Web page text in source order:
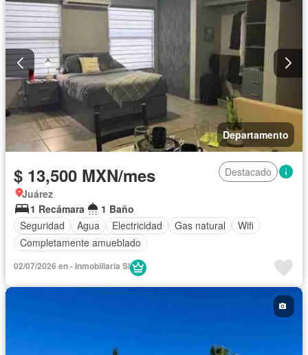
Departamento
$ 13,500 MXN/mes
Destacado
Juárez
1 Recámara
1 Baño
Seguridad
Agua Electricidad Gas natural
Wifi
Completamente amueblado
02/07/2026 en - Inmobiliaria SI